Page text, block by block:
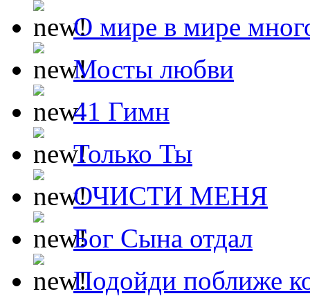
О мире в мире
Мосты любви
41 Гимн
Только Ты
ОЧИСТИ МЕНЯ
Бог Сына отдал
Подойди поближе